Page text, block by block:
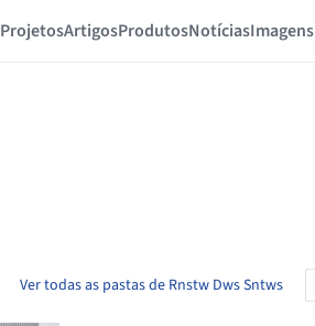
ProjetosArtigosProdutosNotíciasImagens
Ver todas as pastas de Rnstw Dws Sntws